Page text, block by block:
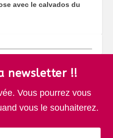
avec le calvados du
newsletter !!
Vous pourrez vous
vous le souhaiterez.